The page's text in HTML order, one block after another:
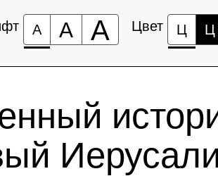
А А А Цвет Ц Ц